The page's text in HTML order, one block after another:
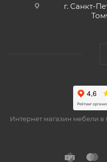
г. Санкт-
Интернет магазин мебели